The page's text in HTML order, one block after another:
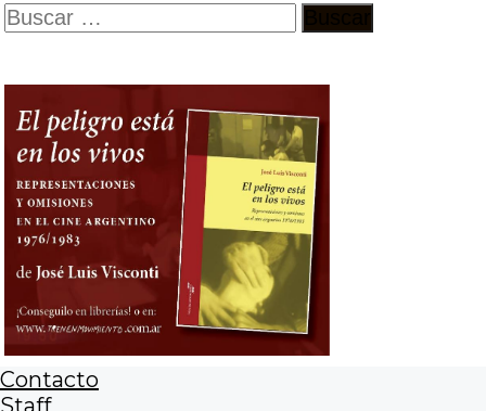
Buscar:
Contacto
Staff